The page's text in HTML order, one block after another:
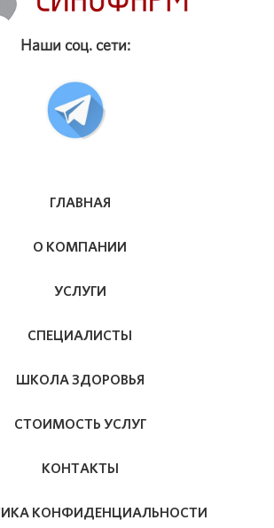
Наши соц. сети:
ГЛАВНАЯ
О КОМПАНИИ
УСЛУГИ
СПЕЦИАЛИСТЫ
ШКОЛА ЗДОРОВЬЯ
СТОИМОСТЬ УСЛУГ
КОНТАКТЫ
КОНФИДЕНЦИАЛЬНОСТИ